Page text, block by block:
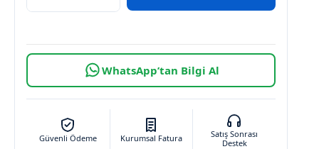
WhatsApp’tan Bilgi Al
Güvenli Ödeme Kurumsal Fatura
Satış Sonrası
Destek